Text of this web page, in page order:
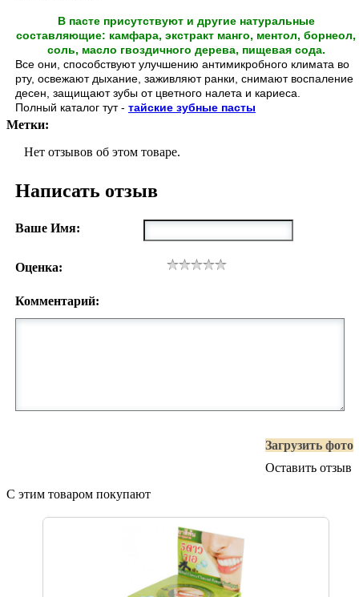
В пасте присутствуют и другие натуральные
составляющие: камфара, экстракт манго, ментол, борнеол,
соль, масло гвоздичного дерева, пищевая сода.
Все они, способствуют улучшению антимикробного климата во
рту, освежают дыхание, заживляют ранки, снимают воспаление
десен, защищают зубы от цветного налета и кариеса.
Полный каталог тут- тайские зубные пасты
Метки:
Нет отзывов об этом товаре.
Написать отзыв
Ваше Имя:
Оценка:
Комментарий:
Загрузить фото
Оставить отзыв
С этим товаром покупают